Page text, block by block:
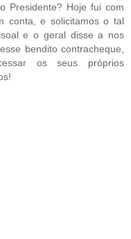
Presidente? Hoje fui com
conta, e solicitamos o tal
e o geral disse a nos
bendito contracheque,
os seus próprios